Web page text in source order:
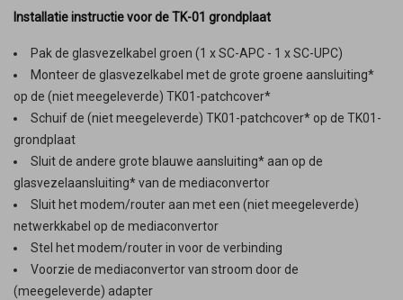
Installatie instructie voor de TK-01 grondplaat
Pak de glasvezelkabel groen (1 x SC-APC - 1 x SC-UPC)
Monteer de glasvezelkabel met de grote groene aansluiting*
op de (niet meegeleverde) TK01-patchcover*
Schuif de (niet meegeleverde) TK01-patchcover* op de TK01-
grondplaat
Sluit de andere grote blauwe aansluiting* aan op de
glasvezelaansluiting* van de mediaconvertor
Sluit het modem/router aan met een (niet meegeleverde)
netwerkkabel op de mediaconvertor
Stel het modem/router in voor de verbinding
Voorzie de mediaconvertor van stroom door de
(meegeleverde) adapter